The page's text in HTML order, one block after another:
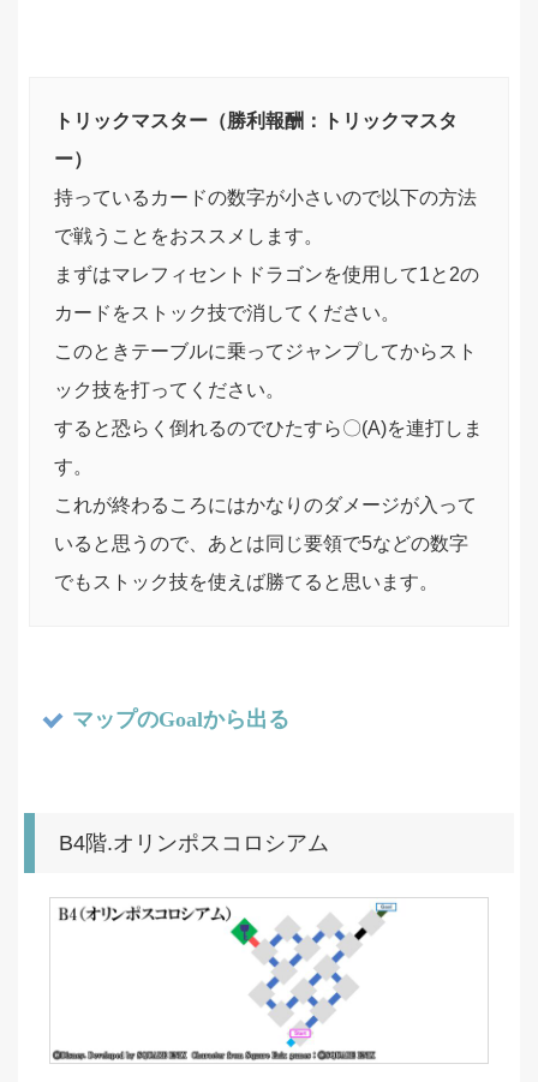
トリックマスター（勝利報酬：トリックマスタ
ー）
持っているカードの数字が小さいので以下の方法
で戦うことをおススメします。
まずはマレフィセントドラゴンを使用して1と2の
カードをストック技で消してください。
このときテーブルに乗ってジャンプしてからスト
ック技を打ってください。
すると恐らく倒れるのでひたすら〇(A)を連打しま
す。
これが終わるころにはかなりのダメージが入って
いると思うので、あとは同じ要領で5などの数字
でもストック技を使えば勝てると思います。
マップのGoalから出る
B4階.オリンポスコロシアム